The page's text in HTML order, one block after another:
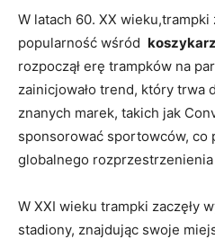
W latach 60. XX⁤ wieku,trampki
popularność wśród ‍
rozpoczął erę ‍trampków na
⁢zainicjowało trend,​ który trwa‌
znanych marek, takich jak
sponsorować sportowców, co
‌globalnego
W XXI wieku trampki‍ zaczęły
stadiony, znajdując swoje